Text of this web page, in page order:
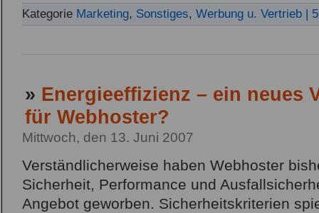
Kategorie Marketing, Sonstiges, Werbung u. Vertrieb |
» Energieeffizienz – ein neues
für Webhoster?
Mittwoch, den 13. Juni 2007
Verständlicherweise haben Webhoster
Sicherheit, Performance und
Angebot geworben. Sicherheitskriterien